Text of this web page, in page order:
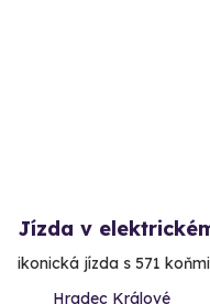
Jízda v
ikonická jízda s 571 koňmi
Hradec Králové